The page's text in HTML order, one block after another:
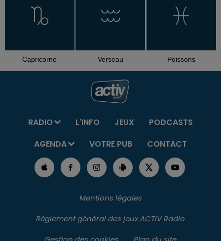
Capricorne Verseau Poissons
RADIO L'INFO JEUX
PODCASTS
AGENDA
VOTRE PUB CONTACT
Mentions légales
Règlement général des jeux ACTIV Radio